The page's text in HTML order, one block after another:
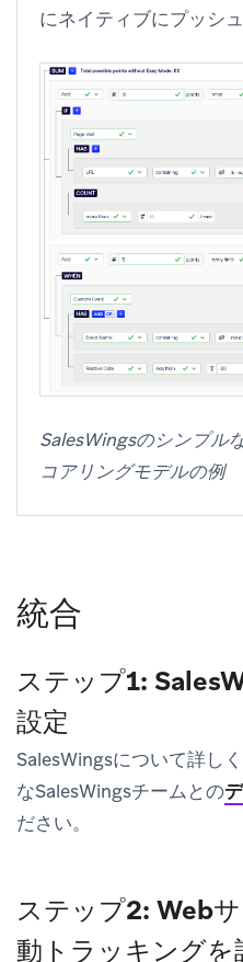
にネイティブにプッシュ
SalesWingsのシンプル
コアリングモデルの例
統合
ステップ1:
設定
SalesWingsについて詳し
なSalesWingsチームとの
ださい。
ステップ2: Web
動トラッキングを